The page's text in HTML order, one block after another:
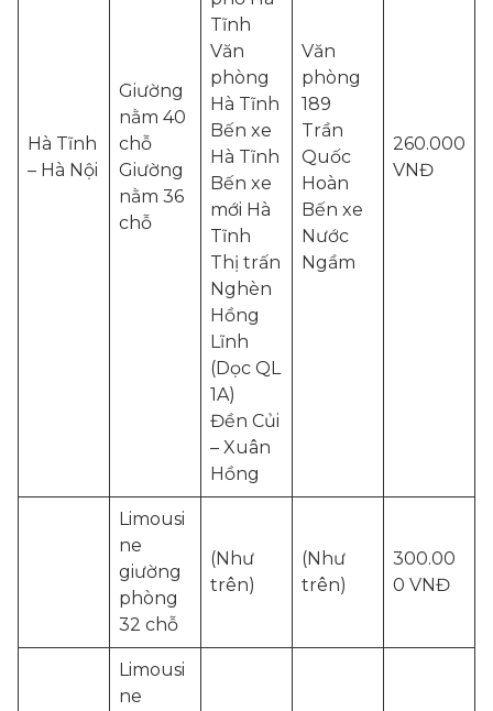
Hà Tĩnh
– Hà Nội
Giường
nằm 40
chỗ
Giường
nằm 36
chỗ
Tĩnh
Văn
phòng
Hà Tĩnh
Bến xe
Hà Tĩnh
Bến xe
mới Hà
Tĩnh
Thị trấn
Nghèn
Hồng
Lĩnh
(Dọc QL
1A)
Đền Củi
– Xuân
Hồng
Văn
phòng
189
Trần
Quốc
Hoàn
Bến xe
Nước
Ngầm
260.000
VNĐ
Limousi
ne
giường
phòng
32 chỗ
(Như
trên)
(Như
trên)
300.00
0 VNĐ
Limousi
ne